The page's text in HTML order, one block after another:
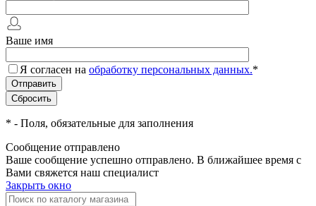
Ваше имя
Я согласен на обработку персональных данных.*
* - Поля, обязательные для заполнения
Сообщение отправлено
Ваше сообщение успешно отправлено. В ближайшее время с
Вами свяжется наш специалист
Закрыть окно